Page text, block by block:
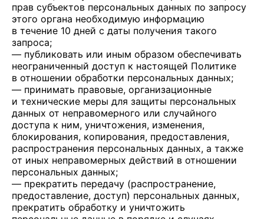
прав субъектов персональных данных по запросу
этого органа необходимую информацию
в течение 10 дней с даты получения такого
запроса;
— публиковать или иным образом обеспечивать
неограниченный доступ к настоящей Политике
в отношении обработки персональных данных;
— принимать правовые, организационные
и технические меры для защиты персональных
данных от неправомерного или случайного
доступа к ним, уничтожения, изменения,
блокирования, копирования, предоставления,
распространения персональных данных, а также
от иных неправомерных действий в отношении
персональных данных;
— прекратить передачу (распространение,
предоставление, доступ) персональных данных,
прекратить обработку и уничтожить